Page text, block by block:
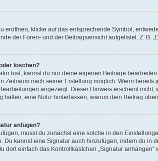
eröffnen, klicke auf das entsprechende Symbol,
der Foren- und der Beitragsansicht aufgelistet. Z. B.
löschen?
bist, kannst du nur deine eigenen Beiträge
Zeitraum nach seiner Erstellung möglich. Wenn
angezeigt. Dieser Hinweis erscheint
halten, eine Notiz hinterlassen, warum dein Beitrag
anfügen?
musst du zunächst eine solche in den
Du kannst eine Signatur auch hinzufügen, indem du
dort einfach das Kontrollkästchen „Signatur anhängen“